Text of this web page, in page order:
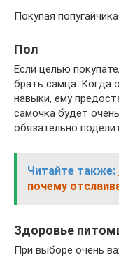
Покупая
Пол
Если целью
брать самца. Когда
навыки, ему
самочка будет
обязательно
Читайте также:
почему
Здоровье
При выборе очень